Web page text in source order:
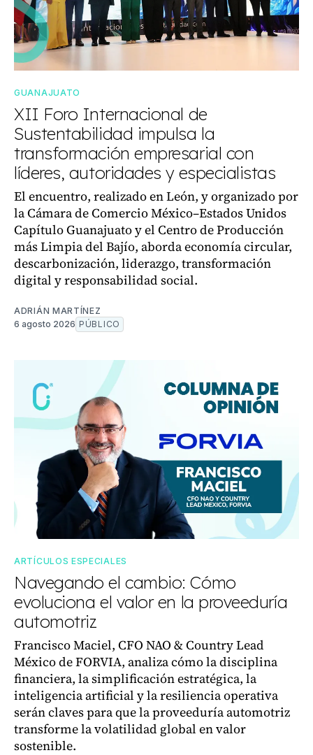
GUANAJUATO
XII Foro Internacional de
Sustentabilidad impulsa la
transformación empresarial con
líderes, autoridades y especialistas
El encuentro, realizado en León, y organizado por
la Cámara de Comercio México–Estados Unidos
Capítulo Guanajuato y el Centro de Producción
más Limpia del Bajío, aborda economía circular,
descarbonización, liderazgo, transformación
digital y responsabilidad social.
ADRIÁN MARTÍNEZ
6 agosto 2026 PÚBLICO
ARTÍCULOS ESPECIALES
Navegando el cambio: Cómo
evoluciona el valor en la proveeduría
automotriz
Francisco Maciel, CFO NAO & Country Lead
México de FORVIA, analiza cómo la disciplina
financiera, la simplificación estratégica, la
inteligencia artificial y la resiliencia operativa
serán claves para que la proveeduría automotriz
transforme la volatilidad global en valor
sostenible.